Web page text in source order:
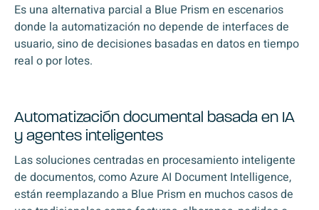
Es una alternativa parcial a Blue Prism en escenarios
donde la automatización no depende de interfaces de
usuario, sino de decisiones basadas en datos en tiempo
real o por lotes.
Automatización documental basada en IA
y agentes inteligentes
Las soluciones centradas en procesamiento inteligente
de documentos, como Azure AI Document Intelligence,
están reemplazando a Blue Prism en muchos casos de